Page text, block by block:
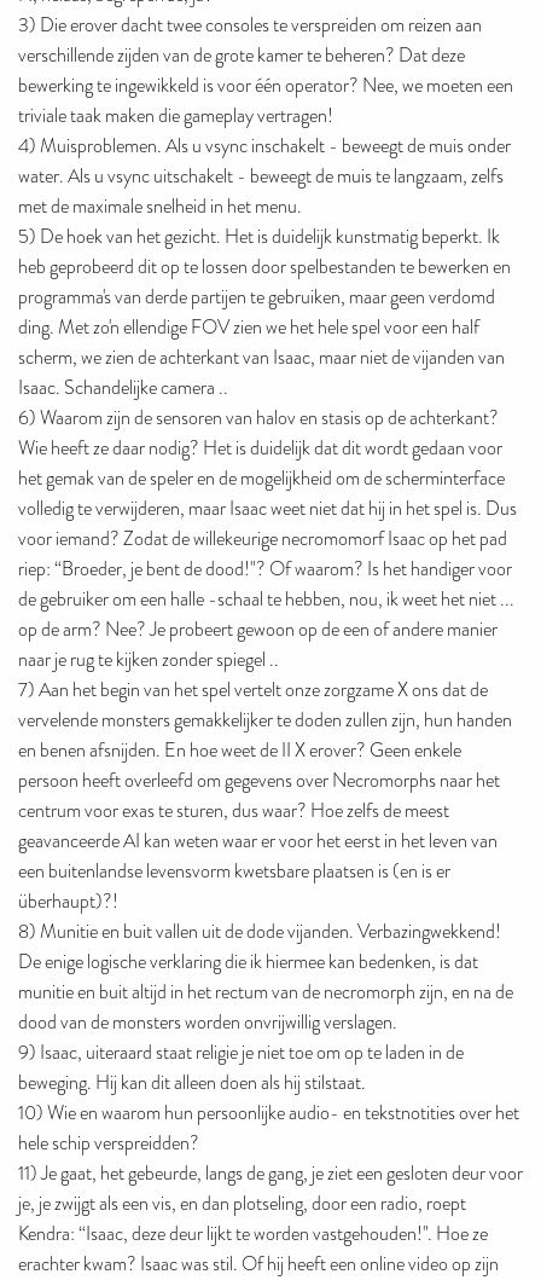
3) Die erover dacht twee consoles te verspreiden om reizen aan
verschillende zijden van de grote kamer te beheren? Dat deze
bewerking te ingewikkeld is voor één operator? Nee, we moeten een
triviale taak maken die gameplay vertragen!
4) Muisproblemen. Als u vsync inschakelt - beweegt de muis onder
water. Als u vsync uitschakelt - beweegt de muis te langzaam, zelfs
met de maximale snelheid in het menu.
5) De hoek van het gezicht. Het is duidelijk kunstmatig beperkt. Ik
heb geprobeerd dit op te lossen door spelbestanden te bewerken en
programma's van derde partijen te gebruiken, maar geen verdomd
ding. Met zo'n ellendige FOV zien we het hele spel voor een half
scherm, we zien de achterkant van Isaac, maar niet de vijanden van
Isaac. Schandelijke camera ..
6) Waarom zijn de sensoren van halov en stasis op de achterkant?
Wie heeft ze daar nodig? Het is duidelijk dat dit wordt gedaan voor
het gemak van de speler en de mogelijkheid om de scherminterface
volledig te verwijderen, maar Isaac weet niet dat hij in het spel is. Dus
voor iemand? Zodat de willekeurige necromomorf Isaac op het pad
riep: “Broeder, je bent de dood!"? Of waarom? Is het handiger voor
de gebruiker om een ​​halle -schaal te hebben, nou, ik weet het niet ...
op de arm? Nee? Je probeert gewoon op de een of andere manier
naar je rug te kijken zonder spiegel ..
7) Aan het begin van het spel vertelt onze zorgzame X ons dat de
vervelende monsters gemakkelijker te doden zullen zijn, hun handen
en benen afsnijden. En hoe weet de II X erover? Geen enkele
persoon heeft overleefd om gegevens over Necromorphs naar het
centrum voor exas te sturen, dus waar? Hoe zelfs de meest
geavanceerde AI kan weten waar er voor het eerst in het leven van
een buitenlandse levensvorm kwetsbare plaatsen is (en is er
überhaupt)?!
8) Munitie en buit vallen uit de dode vijanden. Verbazingwekkend!
De enige logische verklaring die ik hiermee kan bedenken, is dat
munitie en buit altijd in het rectum van de necromorph zijn, en na de
dood van de monsters worden onvrijwillig verslagen.
9) Isaac, uiteraard staat religie je niet toe om op te laden in de
beweging. Hij kan dit alleen doen als hij stilstaat.
10) Wie en waarom hun persoonlijke audio- en tekstnotities over het
hele schip verspreidden?
11) Je gaat, het gebeurde, langs de gang, je ziet een gesloten deur voor
je, je zwijgt als een vis, en dan plotseling, door een radio, roept
Kendra: “Isaac, deze deur lijkt te worden vastgehouden!". Hoe ze
erachter kwam? Isaac was stil. Of hij heeft een online video op zijn